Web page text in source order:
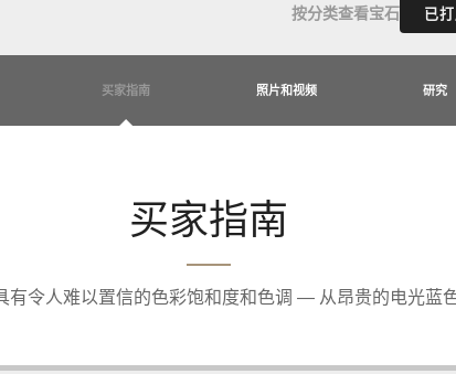
按分类查看宝石 已
买家指南 照片和视频 研究
买家指南
有令人难以置信的色彩饱和度和色调 — 从昂贵的电光蓝